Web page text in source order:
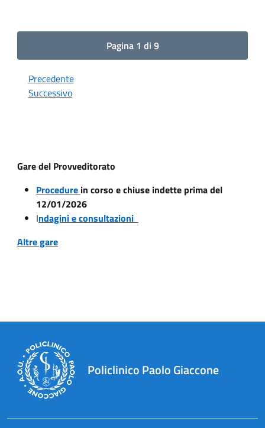
Pagina 1 di 9
Precedente
Successivo
Gare del Provveditorato
Procedure in corso e chiuse indette prima del
12/01/2026
Indagini e consultazioni
Altre gare
Policlinico Paolo Giaccone